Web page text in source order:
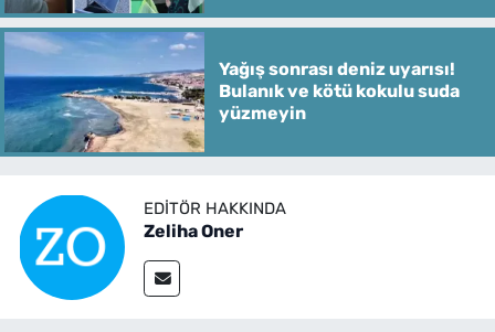
Yağış sonrası deniz uyarısı!
Bulanık ve kötü kokulu suda
yüzmeyin
EDITÖR HAKKINDA
Zeliha Oner